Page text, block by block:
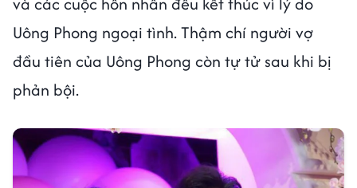
Uông Phong ngoại tình. Thậm chí người vợ
đầu tiên của Uông Phong còn tự tử sau khi bị
phản bội.